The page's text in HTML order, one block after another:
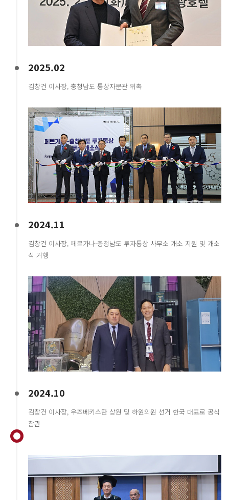
2025.02
김창건 이사장, 충청남도 통상자문관 위촉
2024.11
김창건 이사장, 페르가나-충청남도 투자통상 사무소 개소 지원 및 개소
식 거행
2024.10
김창건 이사장, 우즈베키스탄 상원 및 하원의원 선거 한국 대표로 공식
참관